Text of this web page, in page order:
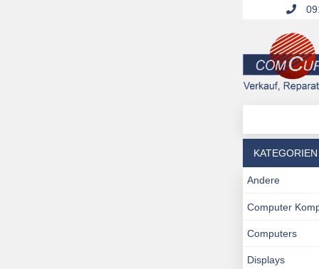
KATEGORIEN
Andere
Computer
Computers
Displays